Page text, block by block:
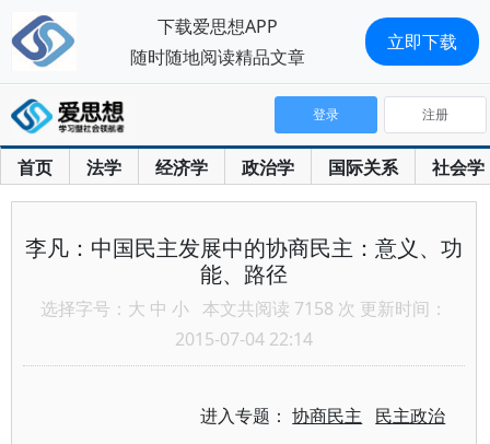
首页 法学 经济学 政治学 国际关系 社会学
登录 注册
李凡：中国民主发展中的协商民主：意义、功
能、路径
选择字号： 大 中 小 本文共阅读 7158 次 更新时间：
2015-07-04 22:14
进入专题：协商民主 民主政治
下载爱思想APP
随时随地阅读精品文章
立即下载